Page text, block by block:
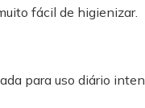
fácil de higienizar.
para uso diário